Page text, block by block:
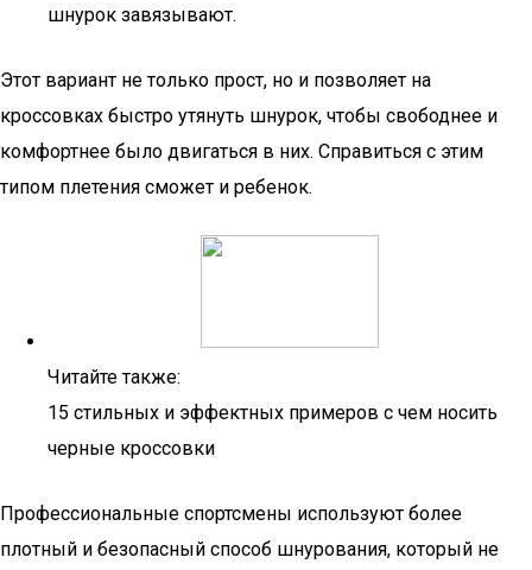
шнурок завязывают.
Этот вариант не только прост, но и позволяет на
кроссовках быстро утянуть шнурок, чтобы свободнее и
комфортнее было двигаться в них. Справиться с этим
типом плетения сможет и ребенок.
Читайте также:
15 стильных и эффектных примеров с чем носить
черные кроссовки
Профессиональные спортсмены используют более
плотный и безопасный способ шнурования, который не